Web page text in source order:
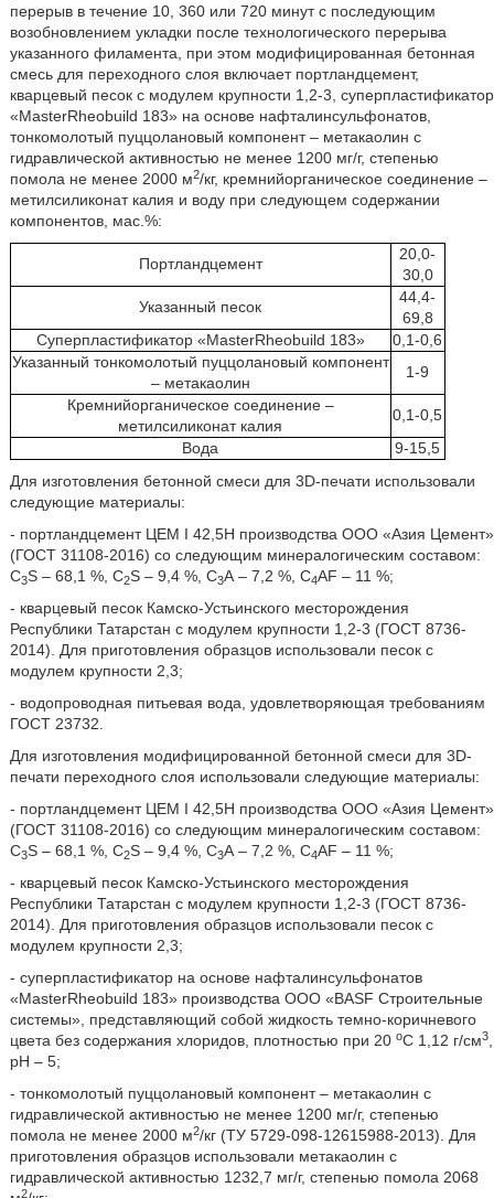
перерыв в течение 10, 360 или 720 минут с последующим
возобновлением укладки после технологического перерыва
указанного филамента, при этом модифицированная бетонная
смесь для переходного слоя включает портландцемент,
кварцевый песок с модулем крупности 1,2-3, суперпластификатор
«MasterRheobuild 183» на основе нафталинсульфонатов,
тонкомолотый пуццолановый компонент – метакаолин с
гидравлической активностью не менее 1200 мг/г, степенью
помола не менее 2000 м2/кг, кремнийорганическое соединение –
метилсиликонат калия и воду при следующем содержании
компонентов, мас.%:
Портландцемент
20,0-
30,0
Указанный песок
44,4-
69,8
Суперпластификатор «MasterRheobuild 183»
0,1-0,6
Указанный тонкомолотый пуццолановый компонент
– метакаолин
1-9
Кремнийорганическое соединение –
метилсиликонат калия
0,1-0,5
Вода
9-15,5
Для изготовления бетонной смеси для 3D-печати использовали
следующие материалы:
- портландцемент ЦЕМ I 42,5Н производства ООО «Азия Цемент»
(ГОСТ 31108-2016) со следующим минералогическим составом:
С3S – 68,1 %, С2S – 9,4 %, С3А – 7,2 %, С4AF – 11 %;
- кварцевый песок Камско-Устьинского месторождения
Республики Татарстан с модулем крупности 1,2-3 (ГОСТ 8736-
2014). Для приготовления образцов использовали песок с
модулем крупности 2,3;
- водопроводная питьевая вода, удовлетворяющая требованиям
ГОСТ 23732.
Для изготовления модифицированной бетонной смеси для 3D-
печати переходного слоя использовали следующие материалы:
- портландцемент ЦЕМ I 42,5Н производства ООО «Азия Цемент»
(ГОСТ 31108-2016) со следующим минералогическим составом:
С3S – 68,1 %, С2S – 9,4 %, С3А – 7,2 %, С4AF – 11 %;
- кварцевый песок Камско-Устьинского месторождения
Республики Татарстан с модулем крупности 1,2-3 (ГОСТ 8736-
2014). Для приготовления образцов использовали песок с
модулем крупности 2,3;
- суперпластификатор на основе нафталинсульфонатов
«MasterRheobuild 183» производства ООО «BASF Строительные
системы», представляющий собой жидкость темно-коричневого
цвета без содержания хлоридов, плотностью при 20 оC 1,12 г/см3,
pH – 5;
- тонкомолотый пуццолановый компонент – метакаолин с
гидравлической активностью не менее 1200 мг/г, степенью
помола не менее 2000 м2/кг (ТУ 5729-098-12615988-2013). Для
приготовления образцов использовали метакаолин с
гидравлической активностью 1232,7 мг/г, степенью помола 2068
2